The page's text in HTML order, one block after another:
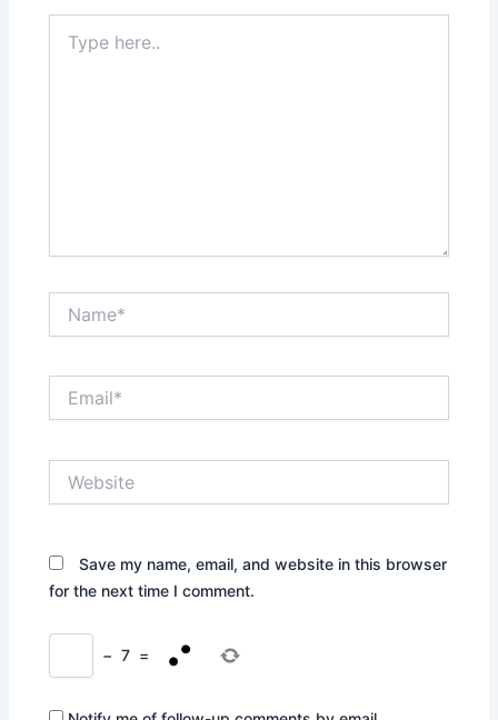
here..
Save my name, email, and website in this browser
for the next time I comment.
− 7 =